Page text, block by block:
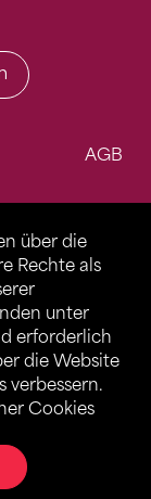
über die
Rechte als
unter
erforderlich
die Website
verbessern.
Cookies
AGB